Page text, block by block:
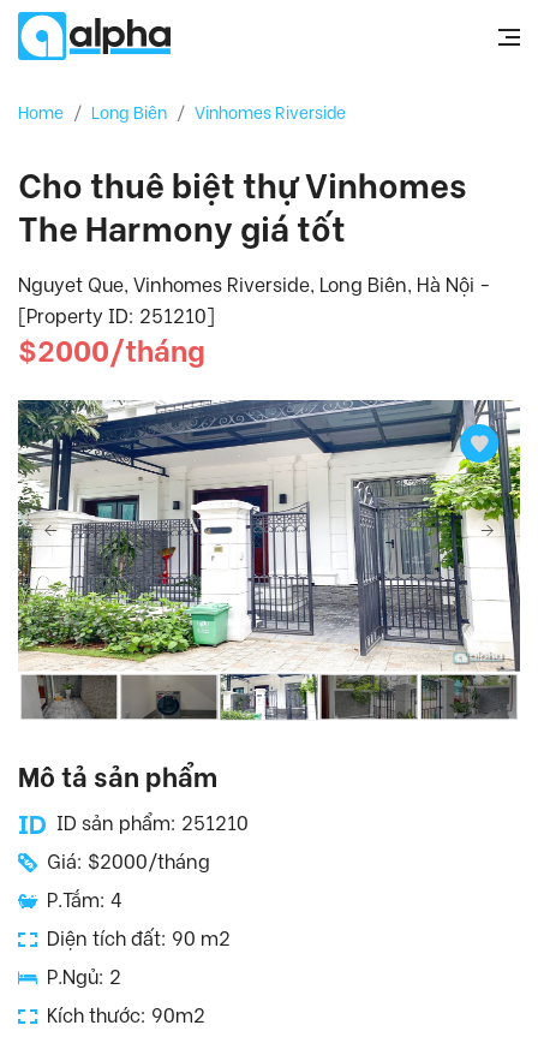
Home / Long Biên / Vinhomes Riverside
Cho thuê biệt thự Vinhomes
The Harmony giá tốt
Nguyet Que, Vinhomes Riverside, Long Biên, Hà Nội -
[Property ID: 251210]
$2000/tháng
Mô tả sản phẩm
ID sản phẩm: 251210
Giá: $2000/tháng
P.Tắm: 4
Diện tích đất: 90 m2
P.Ngủ: 2
Kích thước: 90m2